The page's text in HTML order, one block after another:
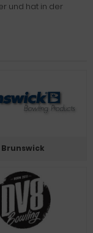
und hat in der
Brunswick